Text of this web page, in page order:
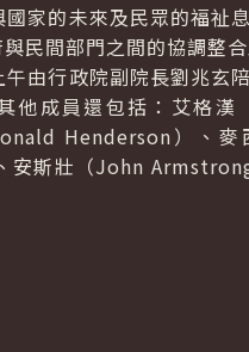
的未來及民眾的福祉
民間部門之間的協調整
行政院副院長劉兆玄
他成員還包括：艾格
Henderson）、
安斯壯（John